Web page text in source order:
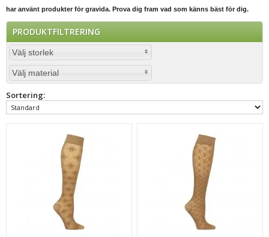
har använt produkter för gravida. Prova dig fram vad som känns bäst för dig.
PRODUKTFILTRERING
Välj storlek
Välj material
Sortering: